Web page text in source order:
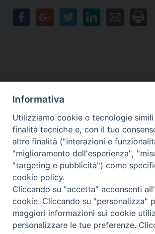
Contatti
Sede Legale
Vico Sant’Anna 1 – 80053 Castellammare di Stabia
Sede Operativa
Via San Bartolomeo 72 – 80053 Castellammare di
* Tel. 081.870.17.02
* Cell. 331.50.59.943
* Fax 081.39.01.803
*mail:segreteria@caritasdiocesanasorrento.it
Informativa
Utilizziamo cookie o tecnologie
finalità tecniche e, con il tuo
altre finalità ("interazioni e
"miglioramento dell'esperienza",
"targeting e pubblicità") come
cookie policy.
Cliccando su "accetta" acconsenti
cookie. Cliccando su "personalizza"
maggiori informazioni sui cookie
personalizzare le tue preferenze.